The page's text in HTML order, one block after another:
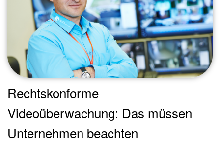
Rechtskonforme
Videoüberwachung: Das müssen
Unternehmen beachten